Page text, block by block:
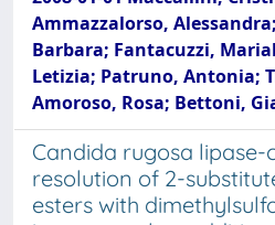
Ammazzalorso, Alessandra;
Barbara; Fantacuzzi,
Letizia; Patruno, Antonia;
Amoroso, Rosa; Bettoni,
Candida rugosa
resolution of 2-
esters with